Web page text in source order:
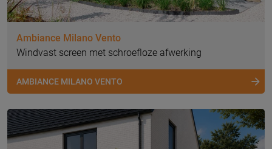
Ambiance Milano Vento
Windvast screen met schroefloze afwerking
AMBIANCE MILANO VENTO